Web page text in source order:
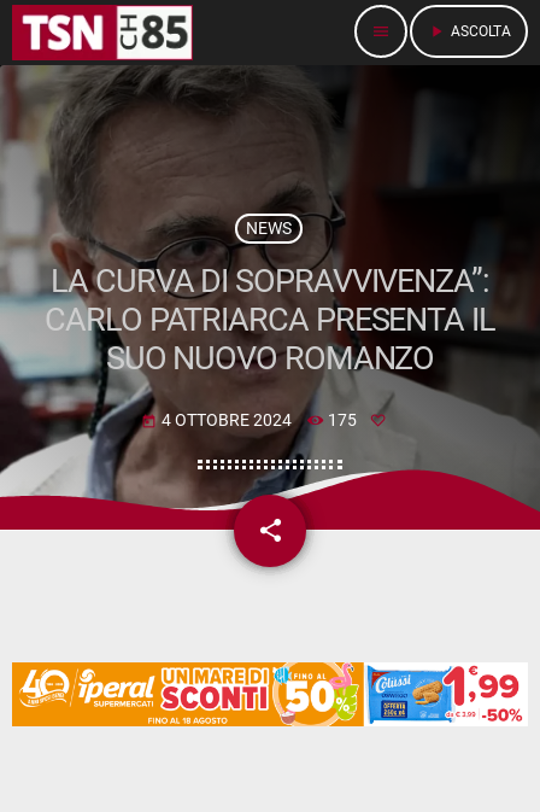
menu play_arrow ASCOLTA
NEWS
LA CURVA DI SOPRAVVIVENZA”:
CARLO PATRIARCA PRESENTA IL
SUO NUOVO ROMANZO
today 4 OTTOBRE 2024 175
share
email